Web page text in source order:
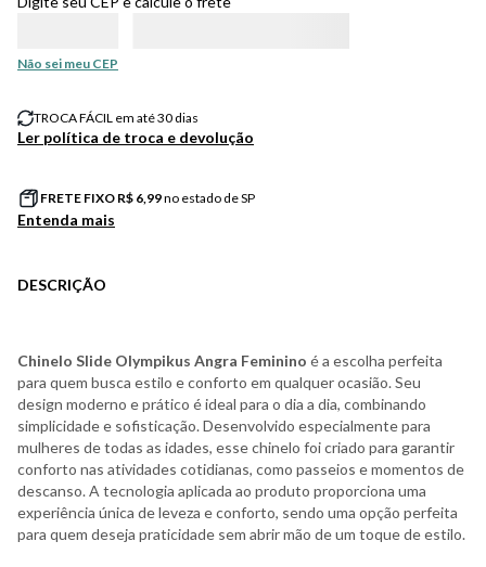
Não sei meu CEP
TROCA FÁCIL em até 30 dias
Ler política de troca e devolução
FRETE FIXO R$ 6,99no estado de SP
Entenda mais
DESCRIÇÃO
Chinelo Slide Olympikus Angra Feminino é a escolha perfeita
para quem busca estilo e conforto em qualquer ocasião. Seu
design moderno e prático é ideal para o dia a dia, combinando
simplicidade e sofisticação. Desenvolvido especialmente para
mulheres de todas as idades, esse chinelo foi criado para garantir
conforto nas atividades cotidianas, como passeios e momentos de
descanso. A tecnologia aplicada ao produto proporciona uma
experiência única de leveza e conforto, sendo uma opção perfeita
para quem deseja praticidade sem abrir mão de um toque de estilo.